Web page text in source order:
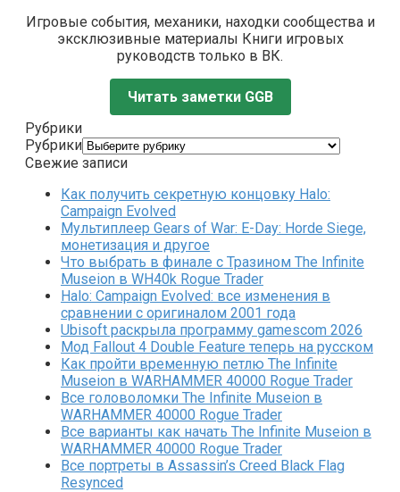
Игровые события, механики, находки сообщества и
эксклюзивные материалы Книги игровых
руководств только в ВК.
Читать заметки GGB
Рубрики
Рубрики
Свежие записи
Как получить секретную концовку Halo:
Campaign Evolved
Мультиплеер Gears of War: E-Day: Horde Siege,
монетизация и другое
Что выбрать в финале с Тразином The Infinite
Museion в WH40k Rogue Trader
Halo: Campaign Evolved: все изменения в
сравнении с оригиналом 2001 года
Ubisoft раскрыла программу gamescom 2026
Мод Fallout 4 Double Feature теперь на русском
Как пройти временную петлю The Infinite
Museion в WARHAMMER 40000 Rogue Trader
Все головоломки The Infinite Museion в
WARHAMMER 40000 Rogue Trader
Все варианты как начать The Infinite Museion в
WARHAMMER 40000 Rogue Trader
Все портреты в Assassin’s Creed Black Flag
Resynced